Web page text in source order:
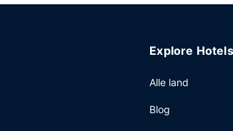
Explore Hotels
Alle land
Blog